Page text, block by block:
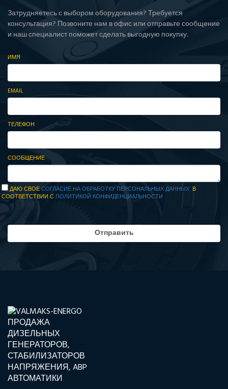
Затрудняетесь с выбором оборудования? Требуется
консультация? Позвоните нам в офис или отправьте сообщение
и наш специалист поможет сделать выгодную покупку.
ИМЯ
EMAIL
ТЕЛЕФОН
СООБЩЕНИЕ
ДАЮ СВОЕСОГЛАСИЕ НА ОБРАБОТКУ ПЕРСОНАЛЬНЫХ ДАННЫХ В
СООТВЕТСТВИИ С ПОЛИТИКОЙ КОНФИДЕНЦИАЛЬНОСТИ